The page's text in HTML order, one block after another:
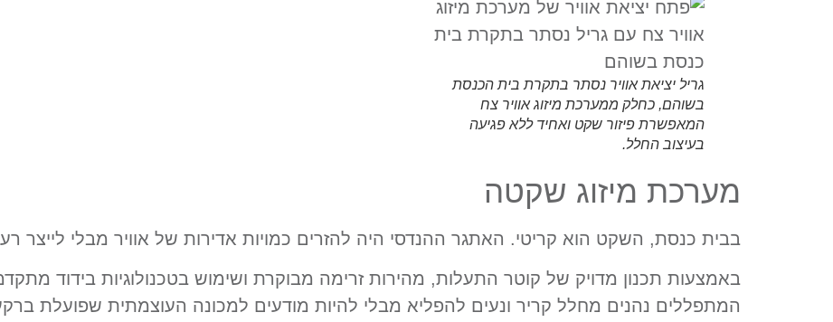
גריל יציאת אוויר נסתר בתקרת בית הכנסת
בשוהם, כחלק ממערכת מיזוג אוויר צח
המאפשרת פיזור שקט ואחיד ללא פגיעה
בעיצוב החלל.
מערכת מיזוג שקטה
בבית כנסת, השקט הוא קריטי. האתגר ההנדסי היה להזרים כמויות אדירות של אוויר מבלי לייצר
באמצעות תכנון מדויק של קוטר התעלות, מהירות זרימה מבוקרת ושימוש בטכנולוגיות בידוד
המתפללים נהנים מחלל קריר ונעים להפליא מבלי להיות מודעים למכונה העוצמתית שפועלת